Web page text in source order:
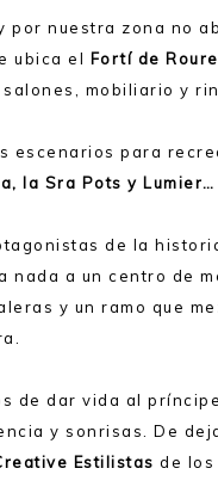
por nuestra zona no
ubica el Fortí de
mobiliario y
escenarios para
la Sra Pots y Lumier…
de la
nada a un centro de
y un ramo que
de dar vida al
y sonrisas. De
Estilistas de los